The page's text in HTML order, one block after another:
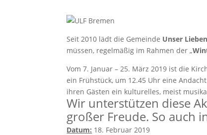
Seit 2010 lädt die Gemeinde Unser
müssen, regelmäßig im Rahmen der „
Vom 7. Januar – 25. März 2019 ist die
ein Frühstück, um 12.45 Uhr eine
ihren Gästen ein kulturelles, meist
Wir unterstützen diese
großer Freude. So auch
Datum: 18. Februar 2019